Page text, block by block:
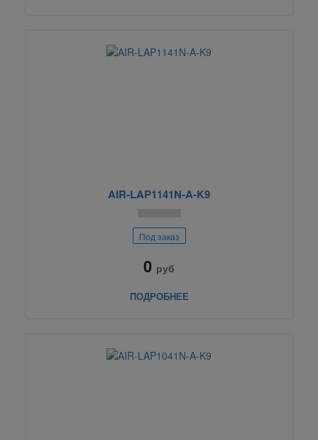
AIR-LAP1141N-A-K9
Под заказ
0 руб
ПОДРОБНЕЕ